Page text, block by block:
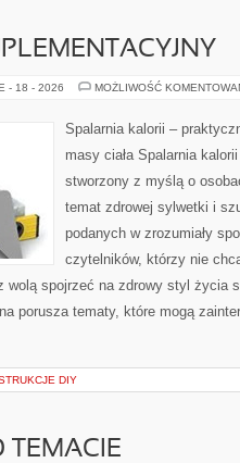
- 18 - 2026 MOŻLIWOŚĆ
Spalarnia kalorii –
masy ciała Spalarnia
stworzony z myślą o
temat zdrowej sylwetki i
podanych w zrozumiały
czytelników, którzy nie
wolą spojrzeć na zdrowy styl życia
porusza tematy, które mogą
DIY
TEMACIE